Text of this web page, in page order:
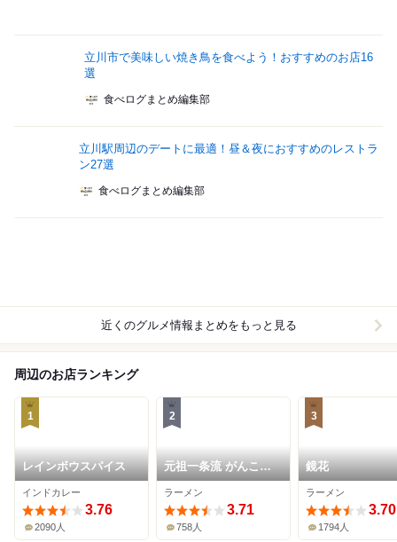
立川市で美味しい焼き鳥を食べよう！おすすめのお店16
選
食べログまとめ編集部
立川駅周辺のデートに最適！昼＆夜におすすめのレストラ
ン27選
食べログまとめ編集部
近くのグルメ情報まとめをもっと見る
周辺のお店ランキング
1
レインボウスパイス
インドカレー
3.76
2090人
2
元祖一条流 がんこラ
ーメン 立川たま館分
店
ラーメン
3.71
758人
3
鏡花
ラーメン
3.70
1794人